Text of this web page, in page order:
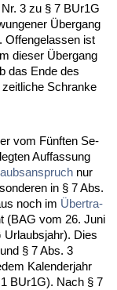
3 zu § 7 BUr1G
Über­gang
Of­fen­ge­las­sen ist
die­ser Über­gang
das En­de des
Schran­ke
vom Fünf­ten Se­
Auf­fas­sung
nur
in § 7 Abs.
noch im Über­tra­
(BAG vom 26. Ju­ni
Ur­laubs­jahr). Dies
§ 7 Abs. 3
Ka­len­der­jahr
BUr1G). Nach § 7